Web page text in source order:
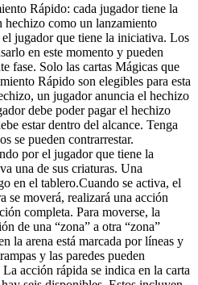
Rápido: cada jugador tiene la
hechizo como un lanzamiento
jugador que tiene la iniciativa. Los
en este momento y pueden
fase. Solo las cartas Mágicas que
Rápido son elegibles para esta
un jugador anuncia el hechizo
debe poder pagar el hechizo
estar dentro del alcance. Tenga
se pueden contrarrestar.
por el jugador que tiene la
una de sus criaturas. Una
en el tablero.Cuando se activa, el
se moverá, realizará una acción
completa. Para moverse, la
de una “zona” a otra “zona”
la arena está marcada por líneas y
y las paredes pueden
acción rápida se indica en la carta